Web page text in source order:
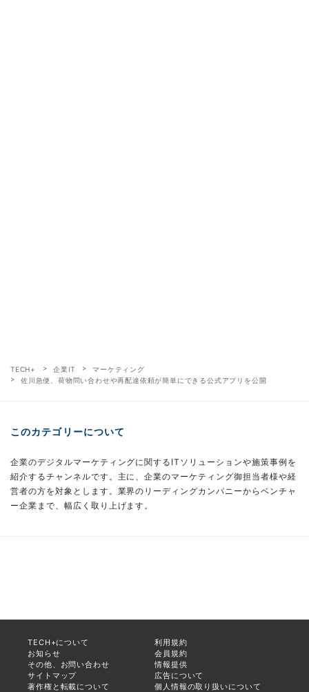
TECH+ 企業IT
マーケティング
佐川急便、荷物問い合わせや再配達依頼が簡単にできる公式アプリを公開
このカテゴリーについて
企業のデジタルマーケティングに関するITソリューションや施策事例を
紹介するチャンネルです。主に、企業のマーケティング御担当者様や経
営者の方を対象とします。業界のリーディングカンパニーからベンチャ
ー企業まで、幅広く取り上げます。
TECH+について
利用規約
お知らせ
会員規約
その他、お問い合わせ
情報提供
サイトマップ
広告について
著作権と転載について
個人情報の取り扱いについて